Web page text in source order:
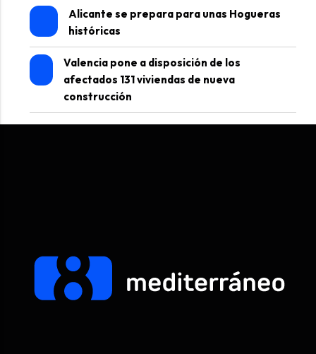
Alicante se prepara para unas Hogueras
históricas
Valencia pone a disposición de los
afectados 131 viviendas de nueva
construcción